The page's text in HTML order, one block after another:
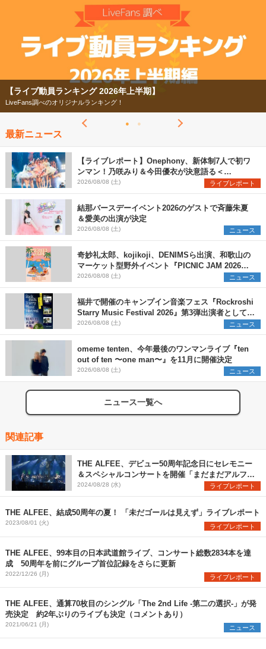
【ライブ動員ランキング 2026年上半期】
LiveFans調べのオリジナルランキング！
最新ニュース
【ライブレポート】Onephony、新体制7人で初ワ
ンマン！乃咲みり＆今田優衣が決意語る＜
Onephony新体制1st Oneman Live はじまりの夏
＞
2026/08/08 (土) ライブレポート
結那バースデーイベント2026のゲストで斉藤朱夏
＆愛美の出演が決定
2026/08/08 (土) ニュース
奇妙礼太郎、kojikoji、DENIMSら出演、和歌山の
マーケット型野外イベント『PICNIC JAM 2026』
早割チケット発売開始
2026/08/08 (土) ニュース
福井で開催のキャンプイン音楽フェス『Rockroshi
Starry Music Festival 2026』第3弾出演者として
SCOOBIE DO、かりゆし58、Reiを発表
2026/08/08 (土) ニュース
omeme tenten、今年最後のワンマンライブ『ten
out of ten 〜one man〜』を11月に開催決定
2026/08/08 (土) ニュース
ニュース一覧へ
関連記事
THE ALFEE、デビュー50周年記念日にセレモニー
＆スペシャルコンサートを開催「まだまだアルフィ
ーの旅は終わらない。未来は僕らとみんなを待って
います」
2024/08/28 (水) ライブレポート
THE ALFEE、結成50周年の夏！ 「未だゴールは見えず」ライブレポート
2023/08/01 (火) ライブレポート
THE ALFEE、99本目の日本武道館ライブ、コンサート総数2834本を達
成 50周年を前にグループ首位記録をさらに更新
2022/12/26 (月) ライブレポート
THE ALFEE、通算70枚目のシングル「The 2nd Life -第二の選択-」が発
売決定 約2年ぶりのライブも決定（コメントあり）
2021/06/21 (月) ニュース